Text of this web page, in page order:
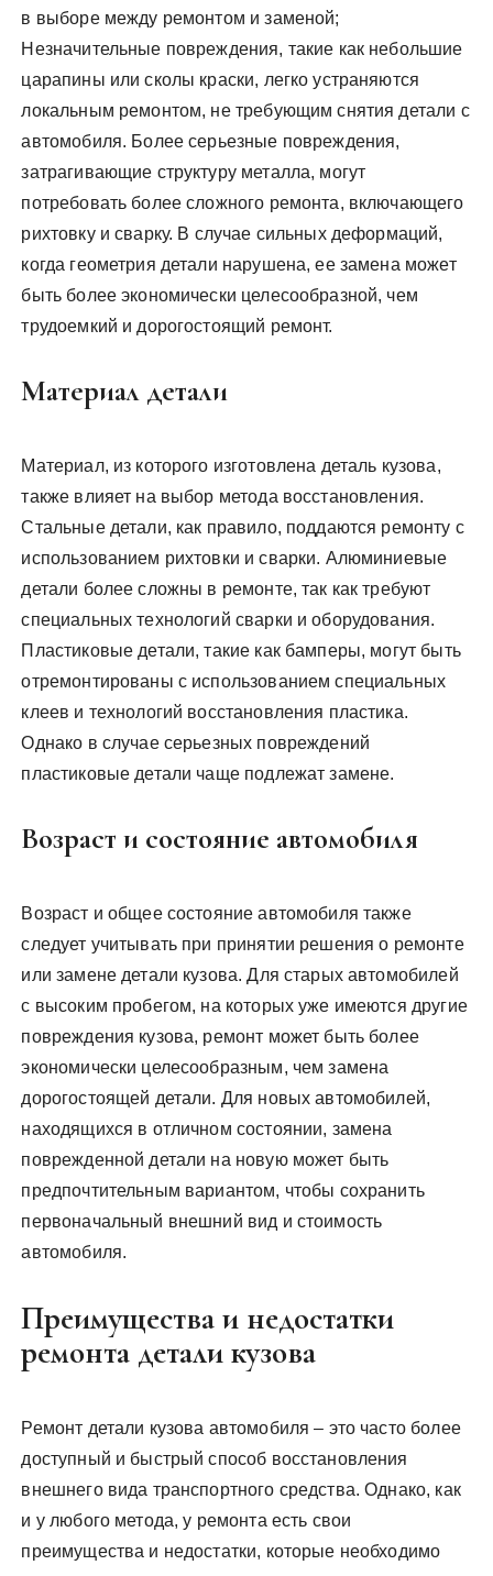
в выборе между ремонтом и заменой;
Незначительные повреждения, такие как небольшие
царапины или сколы краски, легко устраняются
локальным ремонтом, не требующим снятия детали с
автомобиля. Более серьезные повреждения,
затрагивающие структуру металла, могут
потребовать более сложного ремонта, включающего
рихтовку и сварку. В случае сильных деформаций,
когда геометрия детали нарушена, ее замена может
быть более экономически целесообразной, чем
трудоемкий и дорогостоящий ремонт.
Материал детали
Материал, из которого изготовлена деталь кузова,
также влияет на выбор метода восстановления.
Стальные детали, как правило, поддаются ремонту с
использованием рихтовки и сварки. Алюминиевые
детали более сложны в ремонте, так как требуют
специальных технологий сварки и оборудования.
Пластиковые детали, такие как бамперы, могут быть
отремонтированы с использованием специальных
клеев и технологий восстановления пластика.
Однако в случае серьезных повреждений
пластиковые детали чаще подлежат замене.
Возраст и состояние автомобиля
Возраст и общее состояние автомобиля также
следует учитывать при принятии решения о ремонте
или замене детали кузова. Для старых автомобилей
с высоким пробегом, на которых уже имеются другие
повреждения кузова, ремонт может быть более
экономически целесообразным, чем замена
дорогостоящей детали. Для новых автомобилей,
находящихся в отличном состоянии, замена
поврежденной детали на новую может быть
предпочтительным вариантом, чтобы сохранить
первоначальный внешний вид и стоимость
автомобиля.
Преимущества и недостатки
ремонта детали кузова
Ремонт детали кузова автомобиля – это часто более
доступный и быстрый способ восстановления
внешнего вида транспортного средства. Однако, как
и у любого метода, у ремонта есть свои
преимущества и недостатки, которые необходимо